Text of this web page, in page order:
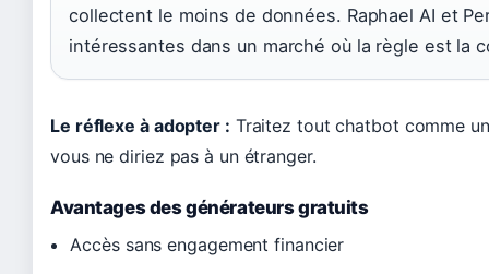
collectent le moins de données. Raphael AI et
intéressantes dans un marché où la règle est la
Le réflexe à adopter : Traitez tout chatbot comme
vous ne diriez pas à un étranger.
Avantages des générateurs gratuits
Accès sans engagement financier